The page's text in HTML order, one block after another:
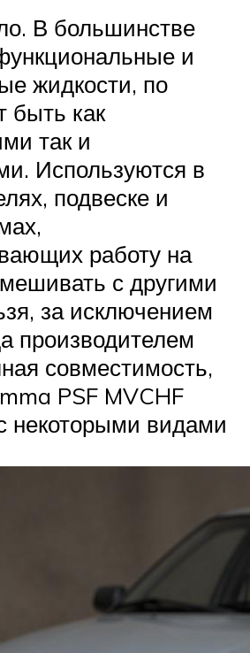
В большинстве
и
жидкости, по
быть как
так и
Используются в
подвеске и
работу на
с другими
за исключением
производителем
совместимость,
PSF MVCHF
некоторыми видами